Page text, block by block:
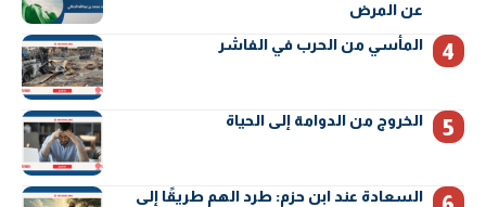
عن المرض
المأسي من الحرب في الفاشر
الخروج من الدوامة إلى الحياة
السعادة عند ابن حزم: طرد الهم طريقًا إلى